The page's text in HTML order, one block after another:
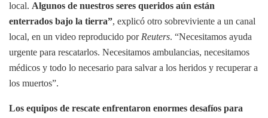
local. Algunos de nuestros seres queridos aún están
enterrados bajo la tierra”, explicó otro sobreviviente a un canal
local, en un video reproducido por Reuters. “Necesitamos ayuda
urgente para rescatarlos. Necesitamos ambulancias, necesitamos
médicos y todo lo necesario para salvar a los heridos y recuperar a
los muertos”.
Los equipos de rescate enfrentaron enormes desafíos para